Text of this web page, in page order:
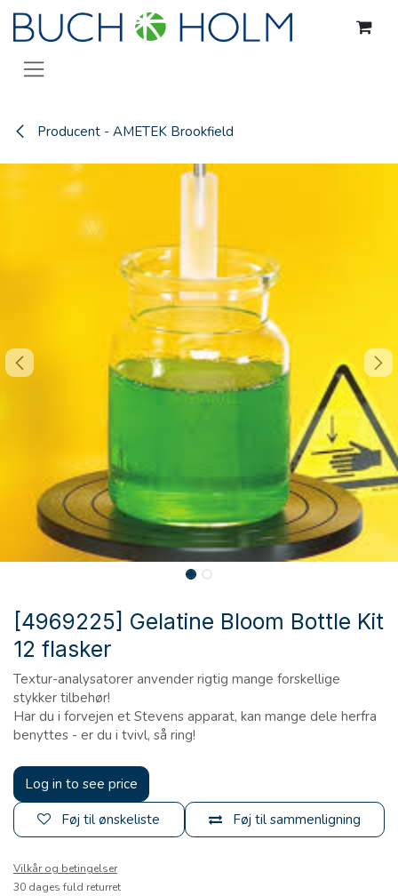
Gå til indhold
Producent - AMETEK Brookfield
[4969225] Gelatine Bloom Bottle Kit
12 flasker
Textur-analysatorer anvender rigtig mange forskellige
stykker tilbehør!
Har du i forvejen et Stevens apparat, kan mange dele herfra
benyttes - er du i tvivl, så ring!
Log in to see price
Føj til sammenligning
Føj til ønskeliste
Vilkår og betingelser
30 dages fuld returret